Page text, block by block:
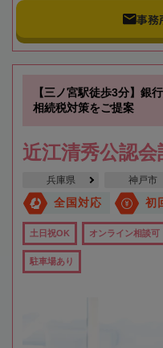
事務
【三ノ宮駅徒歩3分】銀
相続税対策をご提案
近江清秀公認
兵庫県 神戸市
全国対応 初
土日祝OK オンライン相談可
駐車場あり